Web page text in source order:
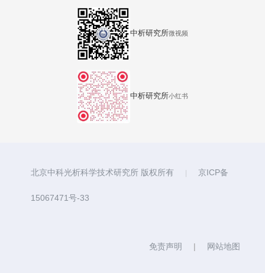
中析研究所微视频
中析研究所小红书
北京中科光析科学技术研究所 版权所有 | 京ICP备
15067471号-33
免责声明 | 网站地图